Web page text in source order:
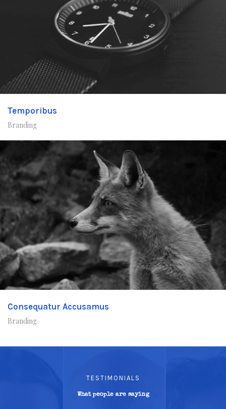
Temporibus
Branding
Consequatur Accusamus
Branding
TESTIMONIALS
What people are saying